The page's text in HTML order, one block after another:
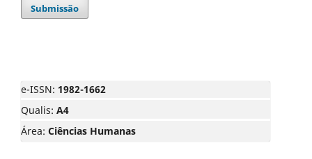
Submissão
e-ISSN: 1982-1662
Qualis: A4
Área: Ciências Humanas